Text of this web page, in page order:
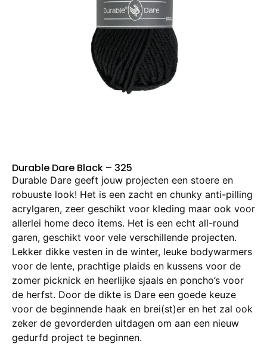
Durable Dare Black – 325
Durable Dare geeft jouw projecten een stoere en
robuuste look! Het is een zacht en chunky anti-pilling
acrylgaren, zeer geschikt voor kleding maar ook voor
allerlei home deco items. Het is een echt all-round
garen, geschikt voor vele verschillende projecten.
Lekker dikke vesten in de winter, leuke bodywarmers
voor de lente, prachtige plaids en kussens voor de
zomer picknick en heerlijke sjaals en poncho’s voor
de herfst. Door de dikte is Dare een goede keuze
voor de beginnende haak en brei(st)er en het zal ook
zeker de gevorderden uitdagen om aan een nieuw
gedurfd project te beginnen.